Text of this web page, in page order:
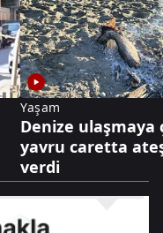
Yaşam
Denize ulaşmaya
yavru caretta
verdi